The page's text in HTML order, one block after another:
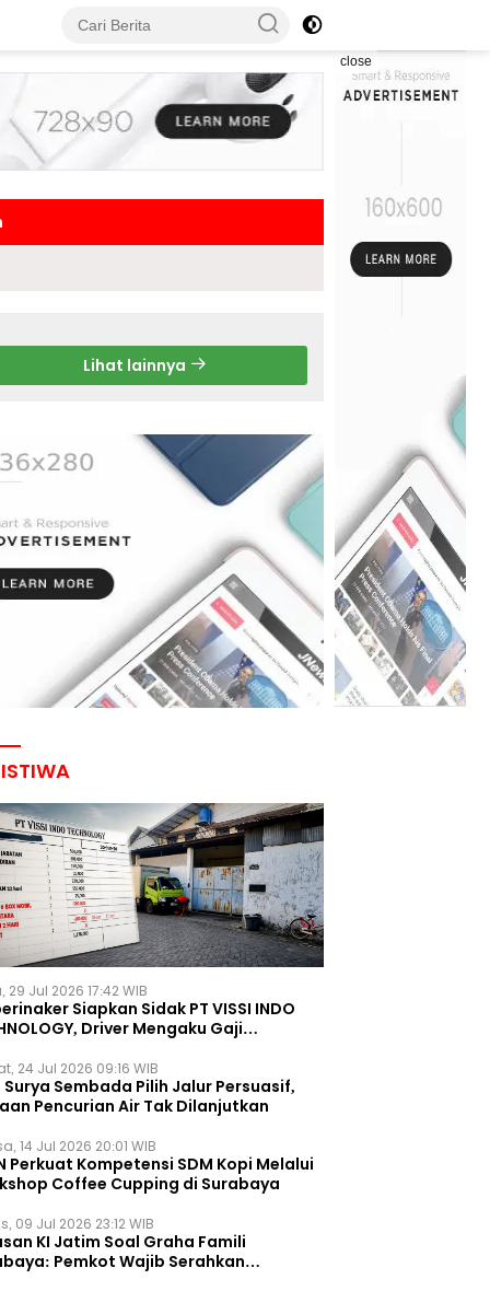
close
Lihat lainnya
29 Jul 2026 17:42 WIB
Siapkan Sidak PT VISSI INDO
Driver Mengaku Gaji
24 Jul 2026 09:16 WIB
Surya Sembada Pilih Jalur Persuasif,
Pencurian Air Tak Dilanjutkan
14 Jul 2026 20:01 WIB
Perkuat Kompetensi SDM Kopi Melalui
Coffee Cupping di Surabaya
09 Jul 2026 23:12 WIB
KI Jatim Soal Graha Famili
Pemkot Wajib Serahkan